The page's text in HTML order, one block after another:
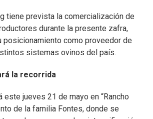
tiene prevista la comercialización de
durante la presente zafra,
posicionamiento como proveedor de
sistemas ovinos del país.
la recorrida
este jueves 21 de mayo en “Rancho
de la familia Fontes, donde se